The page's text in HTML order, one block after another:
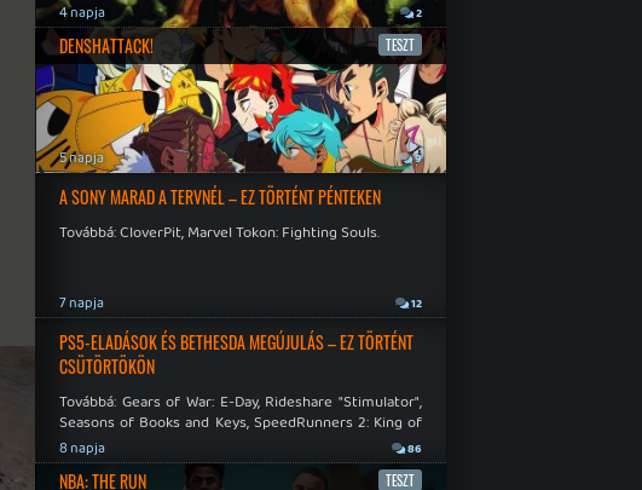
4 napja 2
DENSHATTACK! TESZT
5 napja 9
A SONY MARAD A TERVNÉL – EZ TÖRTÉNT PÉNTEKEN
Továbbá: CloverPit, Marvel Tokon: Fighting Souls.
7 napja 12
PS5-ELADÁSOK ÉS BETHESDA MEGÚJULÁS – EZ TÖRTÉNT
CSÜTÖRTÖKÖN
Továbbá: Gears of War: E-Day, Rideshare "Stimulator",
Seasons of Books and Keys, SpeedRunners 2: King of
Speed.
8 napja 86
NBA: THE RUN TESZT